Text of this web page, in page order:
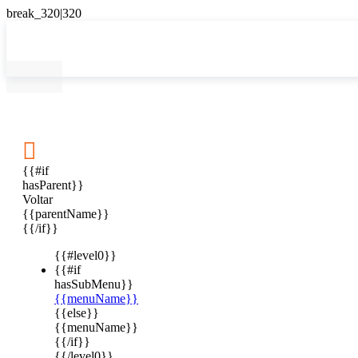

{{#if
hasParent}}
Voltar
{{parentName}}
{{/if}}
{{#level0}}
{{#if
hasSubMenu}}
{{menuName}}
{{else}}
{{menuName}}
{{/if}}